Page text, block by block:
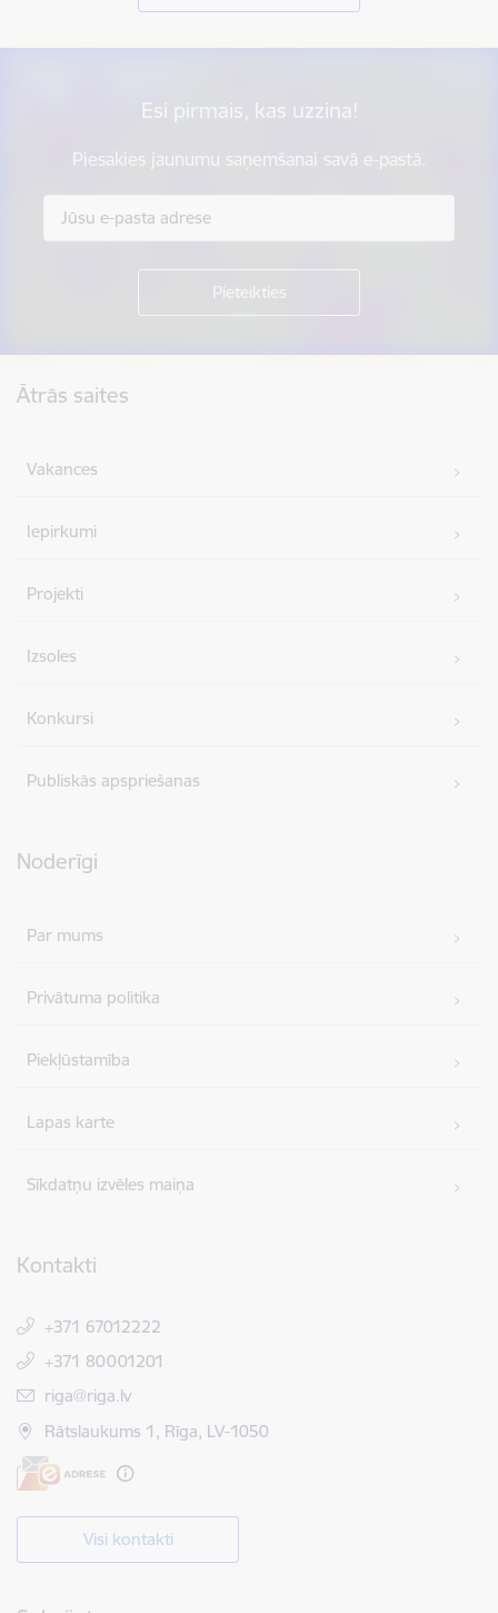
Esi pirmais, kas uzzina!
Piesakies jaunumu saņemšanai savā e-pastā.
Ātrās saites
Vakances
Iepirkumi
Projekti
Izsoles
Konkursi
Publiskās apspriešanas
Noderīgi
Par mums
Privātuma politika
Piekļūstamība
Lapas karte
Sīkdatņu izvēles maiņa
Kontakti
+371 67012222
+371 80001201
E-pasts:
riga@riga.lv
Rātslaukums 1, Rīga, LV-1050
Visi kontakti